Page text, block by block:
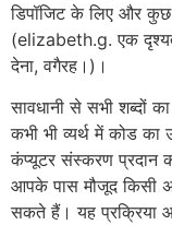
डिपॉजिट के लिए और
(elizabeth.g. एक
देना, वगैरह।)।
सावधानी से सभी शब्दों
कभी भी व्यर्थ में कोड
कंप्यूटर संस्करण प्रदान
आपके पास मौजूद किसी
सकते हैं। यह प्रक्रिया